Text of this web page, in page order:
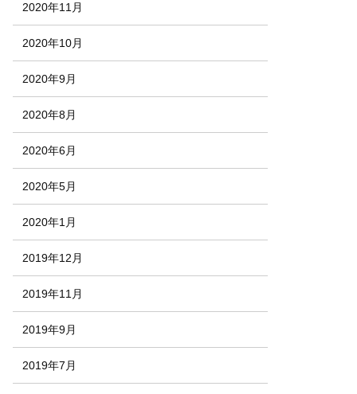
2020年11月
2020年10月
2020年9月
2020年8月
2020年6月
2020年5月
2020年1月
2019年12月
2019年11月
2019年9月
2019年7月